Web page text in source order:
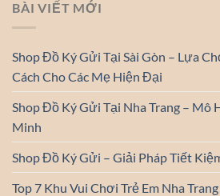
BÀI VIẾT MỚI
Shop Đồ Ký Gửi Tại Sài Gòn – Lựa
Cách Cho Các Mẹ Hiện Đại
Shop Đồ Ký Gửi Tại Nha Trang – Mô
Minh
Shop Đồ Ký Gửi – Giải Pháp Tiết
Top 7 Khu Vui Chơi Trẻ Em Nha